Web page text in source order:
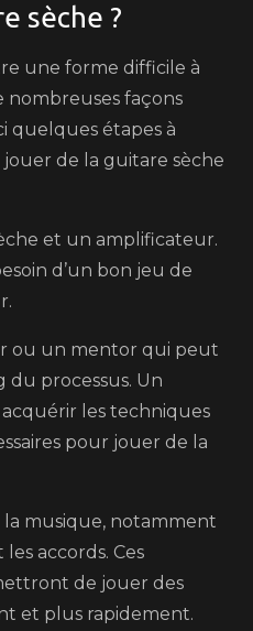
sèche ?
une forme difficile à
nombreuses façons
quelques étapes à
de la guitare sèche
et un amplificateur.
d’un bon jeu de
ou un mentor qui peut
processus. Un
les techniques
pour jouer de la
la musique, notamment
accords. Ces
de jouer des
et plus rapidement.